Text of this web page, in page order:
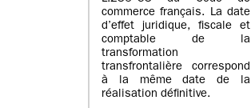
commerce français. La date
d’effet juridique, fiscale et
comptable de la
transformation
transfrontalière correspond
à la même date de la
réalisation définitive.